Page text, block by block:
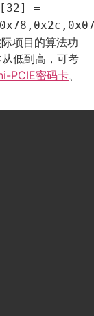
[ 32]
=
0x78 , 0x2c ,
项目的算法功
低到高，可考
PCIE密码卡